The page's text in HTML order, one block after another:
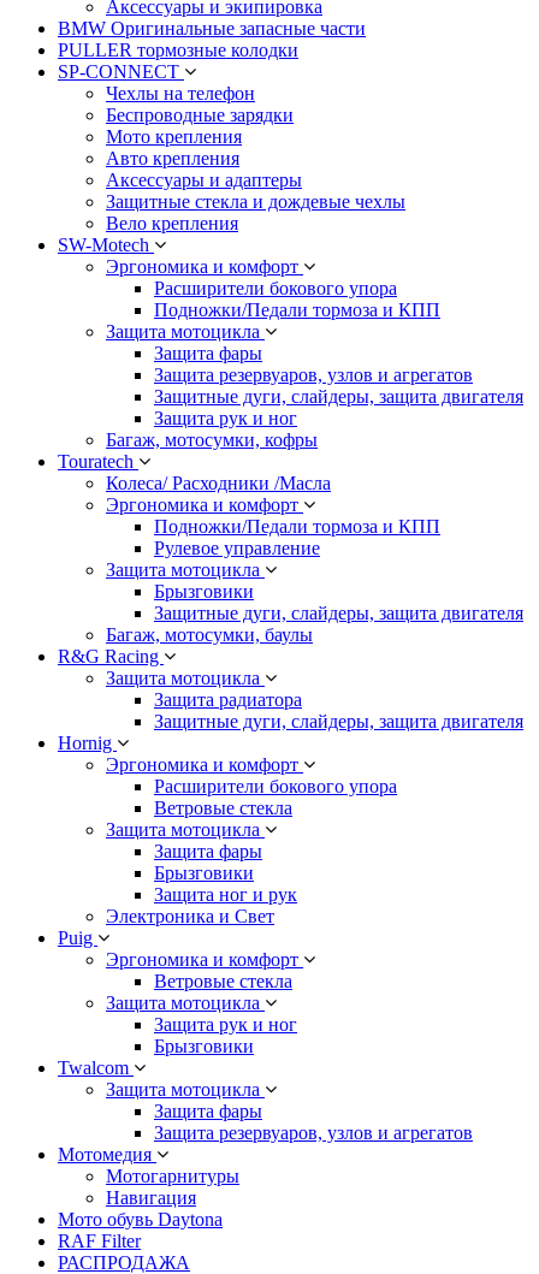
Аксессуары и экипировка
BMW Оригинальные запасные части
PULLER тормозные колодки
SP-CONNECT
Чехлы на телефон
Беспроводные зарядки
Мото крепления
Авто крепления
Аксессуары и адаптеры
Защитные стекла и дождевые чехлы
Вело крепления
SW-Motech
Эргономика и комфорт
Расширители бокового упора
Подножки/Педали тормоза и КПП
Защита мотоцикла
Защита фары
Защита резервуаров, узлов и агрегатов
Защитные дуги, слайдеры, защита двигателя
Защита рук и ног
Багаж, мотосумки, кофры
Touratech
Колеса/ Расходники /Масла
Эргономика и комфорт
Подножки/Педали тормоза и КПП
Рулевое управление
Защита мотоцикла
Брызговики
Защитные дуги, слайдеры, защита двигателя
Багаж, мотосумки, баулы
R&G Racing
Защита мотоцикла
Защита радиатора
Защитные дуги, слайдеры, защита двигателя
Hornig
Эргономика и комфорт
Расширители бокового упора
Ветровые стекла
Защита мотоцикла
Защита фары
Брызговики
Защита ног и рук
Электроника и Свет
Puig
Эргономика и комфорт
Ветровые стекла
Защита мотоцикла
Защита рук и ног
Брызговики
Twalcom
Защита мотоцикла
Защита фары
Защита резервуаров, узлов и агрегатов
Мотомедия
Мотогарнитуры
Навигация
Мото обувь Daytona
RAF Filter
РАСПРОДАЖА